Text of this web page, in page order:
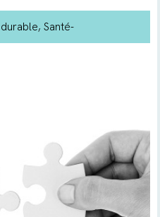
, Santé-